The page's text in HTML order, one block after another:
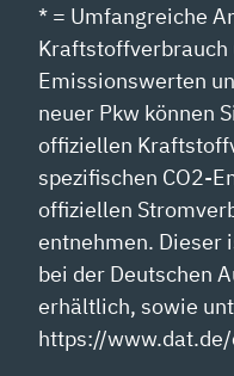
* = Umfangreiche
Kraftstoffverbrauch
Emissionswerten
neuer Pkw können
offiziellen
spezifischen CO2-
offiziellen
entnehmen. Dieser
bei der Deutschen
erhältlich, sowie
https://